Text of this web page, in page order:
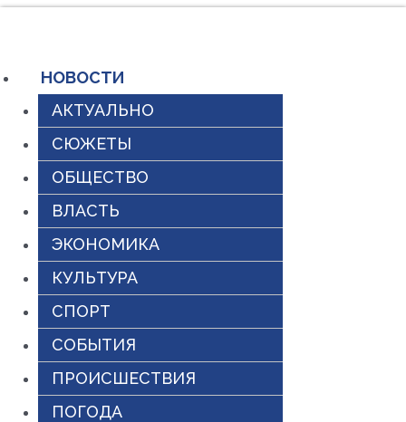
содержимому
НОВОСТИ
АКТУАЛЬНО
СЮЖЕТЫ
ОБЩЕСТВО
ВЛАСТЬ
ЭКОНОМИКА
КУЛЬТУРА
СПОРТ
СОБЫТИЯ
ПРОИСШЕСТВИЯ
ПОГОДА